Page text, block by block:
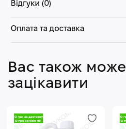
Відгуки (0)
Оплата та доставка
Вас також може
зацікавити